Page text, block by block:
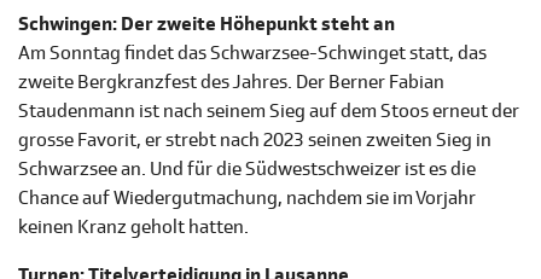
Schwingen: Der zweite Höhepunkt steht an
Am Sonntag findet das Schwarzsee-Schwinget statt, das
zweite Bergkranzfest des Jahres. Der Berner Fabian
Staudenmann ist nach seinem Sieg auf dem Stoos erneut der
grosse Favorit, er strebt nach 2023 seinen zweiten Sieg in
Schwarzsee an. Und für die Südwestschweizer ist es die
Chance auf Wiedergutmachung, nachdem sie im Vorjahr
keinen Kranz geholt hatten.